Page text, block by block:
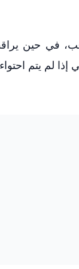
في حين
لم يتم احتواء